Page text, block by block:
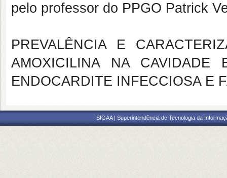
pelo professor do PPGO Patrick
PREVALÊNCIA E
AMOXICILINA NA
ENDOCARDITE INFECCIOSA E
SIGAA | Superintendência de Tecnologia da